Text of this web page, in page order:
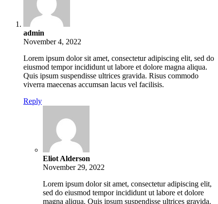
admin
November 4, 2022
Lorem ipsum dolor sit amet, consectetur adipiscing elit, sed do
eiusmod tempor incididunt ut labore et dolore magna aliqua.
Quis ipsum suspendisse ultrices gravida. Risus commodo
viverra maecenas accumsan lacus vel facilisis.
Reply
Eliot Alderson
November 29, 2022
Lorem ipsum dolor sit amet, consectetur adipiscing elit,
sed do eiusmod tempor incididunt ut labore et dolore
magna aliqua. Quis ipsum suspendisse ultrices gravida.